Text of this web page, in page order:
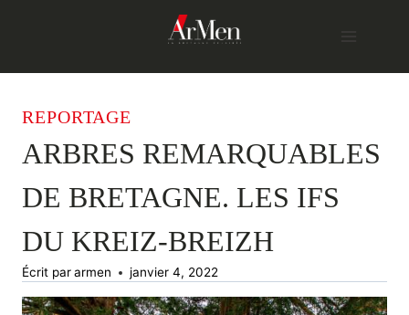
REPORTAGE
ARBRES REMARQUABLES
DE BRETAGNE. LES IFS
DU KREIZ-BREIZH
Écrit pararmen janvier 4, 2022